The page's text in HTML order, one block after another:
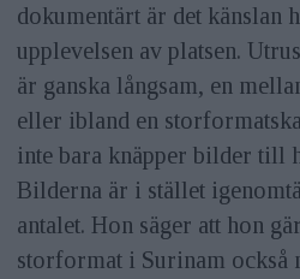
dokumentärt är det känslan
upplevelsen av platsen.
är ganska långsam, en
eller ibland en
inte bara knäpper bilder till
Bilderna är i stället
antalet. Hon säger att hon
storformat i Surinam också